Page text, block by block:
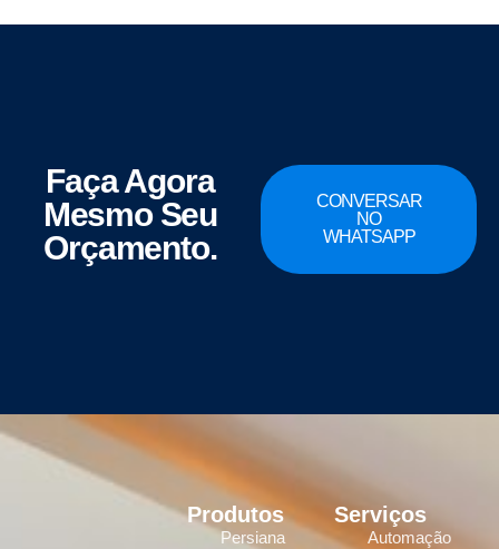
Faça Agora
Mesmo Seu
Orçamento.
CONVERSAR
NO
WHATSAPP
Produtos
Persiana
Serviços
Automação